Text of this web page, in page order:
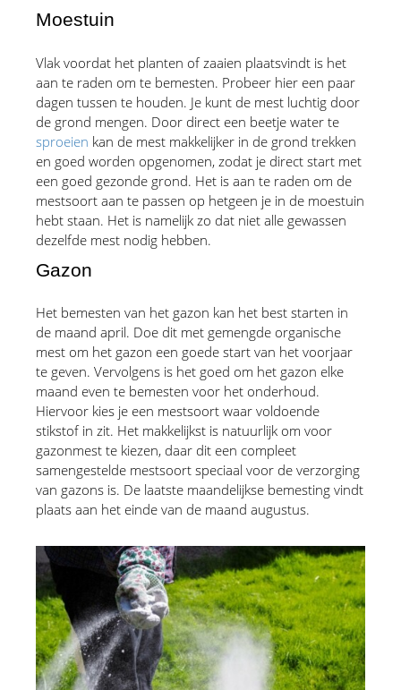
Moestuin
Vlak voordat het planten of zaaien plaatsvindt is het
aan te raden om te bemesten. Probeer hier een paar
dagen tussen te houden. Je kunt de mest luchtig door
de grond mengen. Door direct een beetje water te
sproeien kan de mest makkelijker in de grond trekken
en goed worden opgenomen, zodat je direct start met
een goed gezonde grond. Het is aan te raden om de
mestsoort aan te passen op hetgeen je in de moestuin
hebt staan. Het is namelijk zo dat niet alle gewassen
dezelfde mest nodig hebben.
Gazon
Het bemesten van het gazon kan het best starten in
de maand april. Doe dit met gemengde organische
mest om het gazon een goede start van het voorjaar
te geven. Vervolgens is het goed om het gazon elke
maand even te bemesten voor het onderhoud.
Hiervoor kies je een mestsoort waar voldoende
stikstof in zit. Het makkelijkst is natuurlijk om voor
gazonmest te kiezen, daar dit een compleet
samengestelde mestsoort speciaal voor de verzorging
van gazons is. De laatste maandelijkse bemesting vindt
plaats aan het einde van de maand augustus.